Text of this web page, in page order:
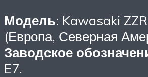
Модель: Kawasaki
(Европа, Северная
Заводское
E7.